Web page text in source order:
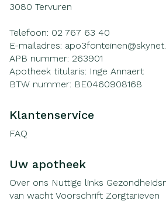
3080 Tervuren
Telefoon: 02 767 63 40
E-mailadres: apo3fonteinen@
APB nummer: 263901
Apotheek titularis: Inge Annaert
BTW nummer: BE0460908168
Klantenservice
FAQ
Uw apotheek
Over ons Nuttige links
van wacht Voorschrift Zorgtarieven